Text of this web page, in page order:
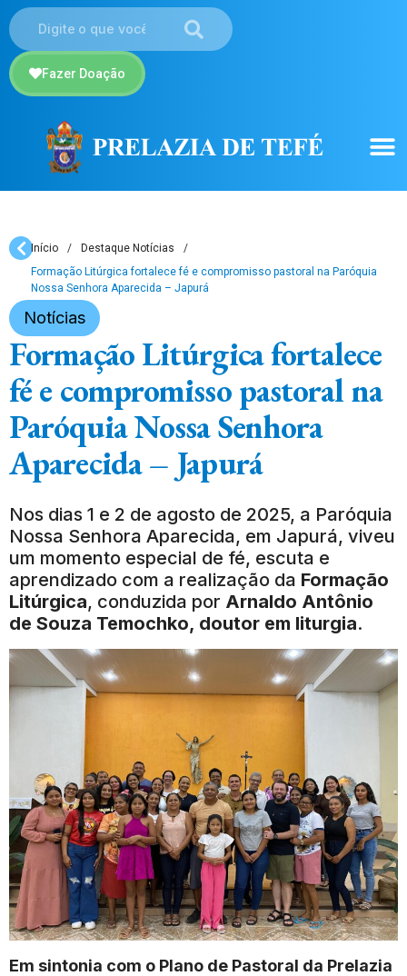
Fazer Doação
Início / Destaque Notícias
/
Formação Litúrgica fortalece fé e compromisso pastoral na Paróquia
Nossa Senhora Aparecida – Japurá
Notícias
Formação Litúrgica fortalece
fé e compromisso pastoral na
Paróquia Nossa Senhora
Aparecida – Japurá
Nos dias 1 e 2 de agosto de 2025, a Paróquia
Nossa Senhora Aparecida, em Japurá, viveu
um momento especial de fé, escuta e
aprendizado com a realização da Formação
Litúrgica, conduzida por Arnaldo Antônio
de Souza Temochko, doutor em liturgia.
Em sintonia com o Plano de Pastoral da Prelazia